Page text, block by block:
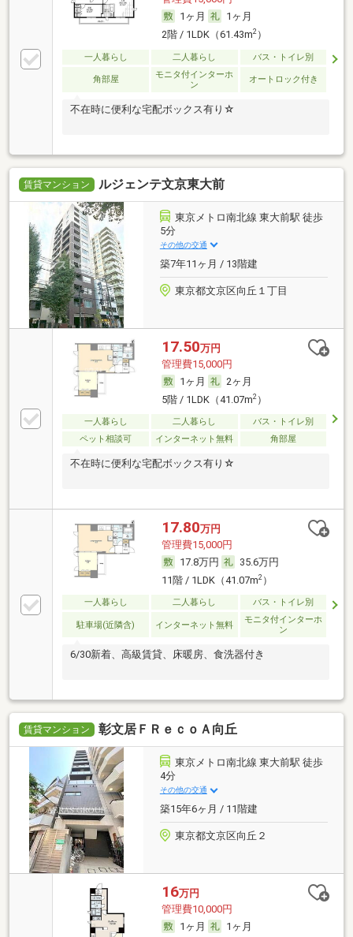
1ヶ月
1ヶ月
2階 / 1LDK（61.43m2）
一人暮らし 二人暮らし バス・トイレ別
角部屋
モニタ付インターホ
ン
オートロック付き
不在時に便利な宅配ボックス有り☆
賃貸マンション ルジェンテ文京東大前
東京メトロ南北線 東大前駅 徒歩
5分
その他の交通
築7年11ヶ月 / 13階建
東京都文京区向丘１丁目
17.50万円
管理費15,000円
1ヶ月
2ヶ月
5階 / 1LDK（41.07m2）
一人暮らし 二人暮らし
バス・トイレ別
ペット相談可
インターネット無料 角部屋
不在時に便利な宅配ボックス有り☆
17.80万円
管理費15,000円
17.8万円
35.6万円
11階 / 1LDK（41.07m2）
一人暮らし 二人暮らし バス・トイレ別
駐車場(近隣含) インターネット無料
モニタ付インターホ
ン
6/30新着、高級賃貸、床暖房、食洗器付き
賃貸マンション 彰文居ＦＲｅｃｏＡ向丘
東京メトロ南北線 東大前駅 徒歩
4分
その他の交通
築15年6ヶ月 / 11階建
東京都文京区向丘２
16万円
管理費10,000円
1ヶ月
1ヶ月